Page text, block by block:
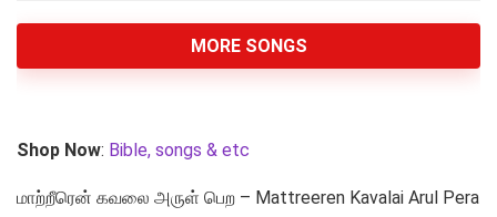
MORE SONGS
Shop Now: Bible, songs & etc
மாற்றீரென் கவலை அருள் பெற – Mattreeren Kavalai Arul Pera